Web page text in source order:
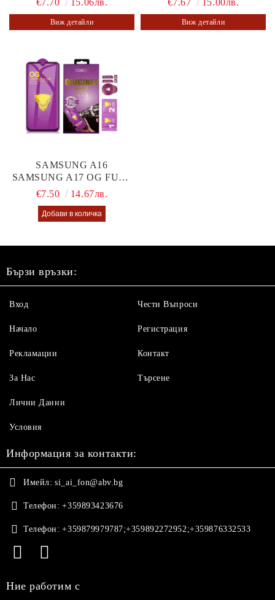
€7.70
15.06лв.
Виж детайли
€7.67
15.00лв.
Виж детайли
SAMSUNG A16
SAMSUNG A17 OG FULL
GLUE GLASS
€7.50 14.67лв.
Бързи връзки:
Вход
Начало
Рекламации
За Нас
Чести Въпроси
Регистрация
Контакт
Търсене
Лични Данни
Условия
Информация за контакти:
Имейл: si_ai_fon@abv.bg
Телефон: +359893423676
Телефон: +359879979787;+359892272952;+359876332533
Ние работим с